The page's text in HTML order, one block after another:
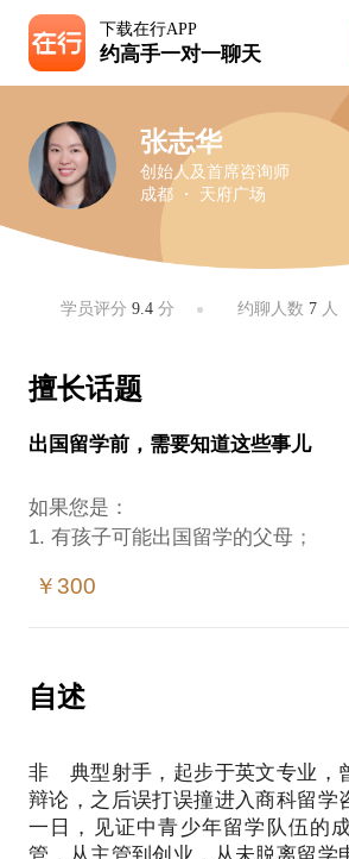
下载在行APP
约高手一对一聊天
张志华
创始人及首席咨询师
成都 ・ 天府广场
学员评分 9.4分 约聊人数 7人
擅长话题
出国留学前，需要知道这些事儿
如果您是：
1. 有孩子可能出国留学的父母；
3. 工作多年考虑MBA的职场中人；
1. 已经到申请季或者在申请季尾声
而之前对此事近似一无所知；
择中拿不定主意；
2. 申请这件事心里想着一定要做，
默默错过最佳时间，导致一拖再拖
￥300
自述
非 典型射手，起步于英文专业，
辩论，之后误打误撞进入商科留学
一日，见证中青少年留学队伍的